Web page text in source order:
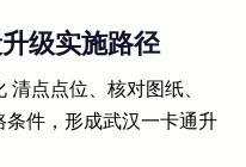
级实施路径
点点位、核对图纸、
件，形成武汉一卡通升